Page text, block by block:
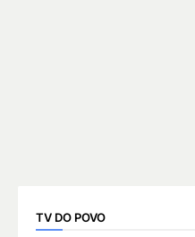
TV DO POVO